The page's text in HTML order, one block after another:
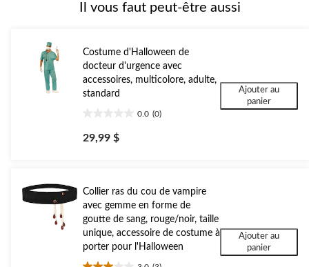
Il vous faut peut-être aussi
Costume d'Halloween de
docteur d'urgence avec
accessoires, multicolore, adulte,
standard
0.0 (0)
étoile(s)
sur
29,99 $
Ajouter au
panier
Collier ras du cou de vampire
avec gemme en forme de
goutte de sang, rouge/noir, taille
unique, accessoire de costume à
porter pour l'Halloween
Ajouter au
panier